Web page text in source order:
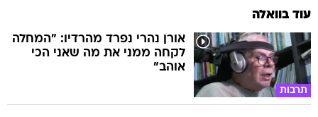
עוד בוואלה
תרבות
אורן נהרי נפרד מהרדיו: "המחלה
לקחה ממני את מה שאני הכי
אוהב"